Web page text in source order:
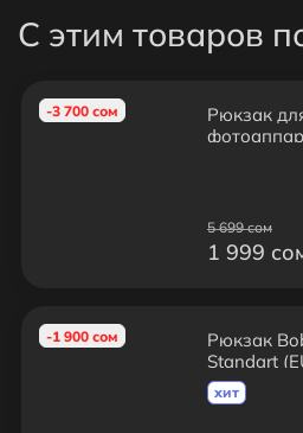
С этим товаров
-3 700 сом
Рюкзак
5 699 сом
1 999
-1 900 сом
Рюкзак
Standart
хит